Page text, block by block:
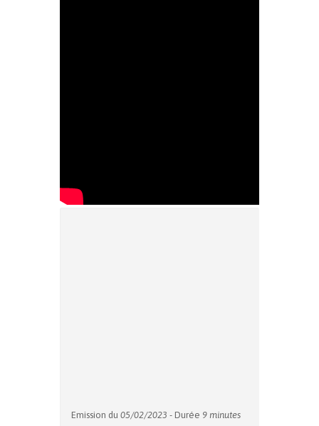
Emission du 05/02/2023 - Durée 9 minutes